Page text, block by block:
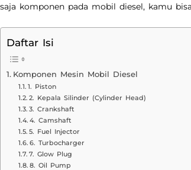
saja komponen pada mobil diesel, kamu
Daftar Isi
Komponen Mesin Mobil Diesel
1. Piston
2. Kepala Silinder (Cylinder Head)
3. Crankshaft
4. Camshaft
5. Fuel Injector
6. Turbocharger
7. Glow Plug
8. Oil Pump